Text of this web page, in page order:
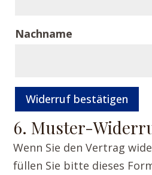
a
w
i
e
Nachname
Widerruf bestätigen
6. Muster-
Wenn Sie den Vertrag
füllen Sie bitte dieses